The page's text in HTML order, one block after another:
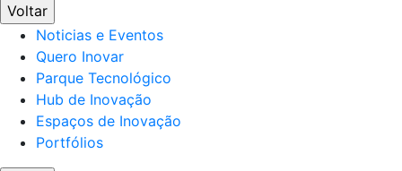
Voltar
Noticias e Eventos
Quero Inovar
Parque Tecnológico
Hub de Inovação
Espaços de Inovação
Portfólios